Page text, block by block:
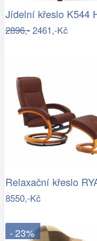
2896,-2461,-Kč
8550,-Kč
- 23%